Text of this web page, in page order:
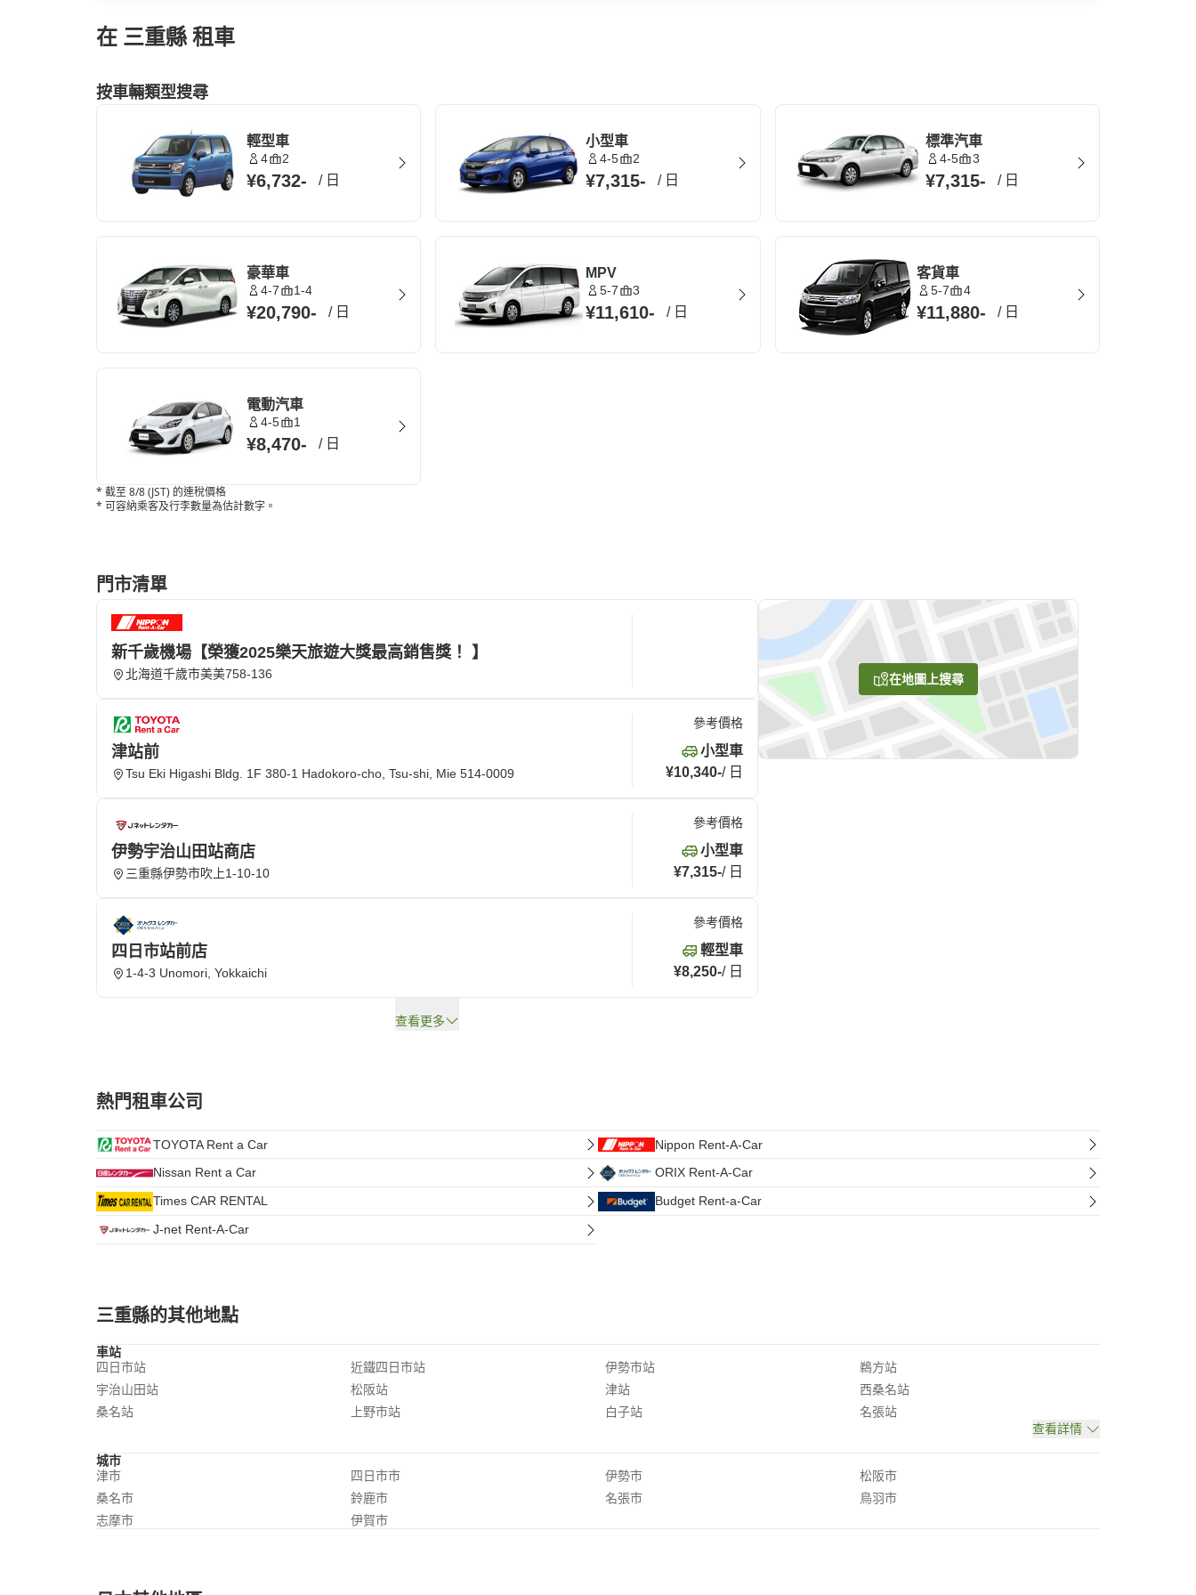
在 三重縣 租車
按車輛類型搜尋
輕型車
4 2
¥6,732- / 日
小型車
4-5 2
¥7,315- / 日
標準汽車
4-5 3
¥7,315- / 日
豪華車
4-7 1-4
¥20,790- / 日
MPV
5-7 3
¥11,610- / 日
客貨車
5-7 4
¥11,880- / 日
電動汽車
4-5 1
¥8,470- / 日
* 截至 8/8 (JST) 的連稅價格
* 可容納乘客及行李數量為估計數字。
門市清單
在地圖上搜尋
新千歲機場【榮獲2025樂天旅遊大獎最高銷售獎！ 】
北海道千歲市美美758-136
津站前
Tsu Eki Higashi Bldg. 1F 380-1 Hadokoro-cho, Tsu-shi, Mie 514-0009
參考價格
小型車
¥10,340-/ 日
伊勢宇治山田站商店
三重縣伊勢市吹上1-10-10
參考價格
小型車
¥7,315-/ 日
四日市站前店
1-4-3 Unomori, Yokkaichi
參考價格
輕型車
¥8,250-/ 日
查看更多
熱門租車公司
TOYOTA Rent a Car
Nippon Rent-A-Car
Nissan Rent a Car
ORIX Rent-A-Car
Times CAR RENTAL
Budget Rent-a-Car
J-net Rent-A-Car
三重縣的其他地點
車站
四日市站
近鐵四日市站 伊勢市站
鵜方站
宇治山田站
松阪站 津站
西桑名站
桑名站
上野市站 白子站
名張站
查看詳情
城市
津市
四日市市 伊勢市
松阪市
桑名市
鈴鹿市 名張市
鳥羽市
志摩市
伊賀市